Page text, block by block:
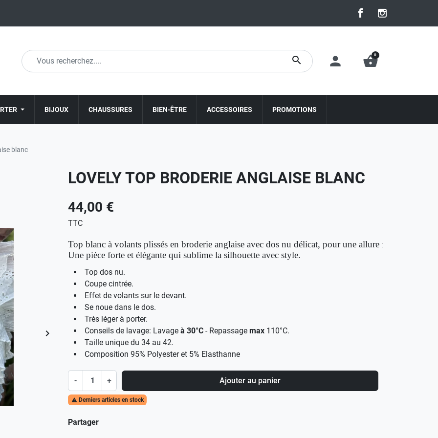
Facebook
Instagram
search person shopping_basket
0
BIJOUX CHAUSSURES BIEN-ÊTRE ACCESSOIRES PROMOTIONS
blanc
Suivant
keyboard_arrow_right
LOVELY TOP BRODERIE ANGLAISE BLANC
44,00 €
TTC
Top blanc à volants plissés en broderie anglaise avec dos nu délicat, pour une allure féminine et
Une pièce forte et élégante qui sublime la silhouette avec style.
Top dos nu.
Coupe cintrée.
Effet de volants sur le devant.
Se noue dans le dos.
Très léger à porter.
Conseils de lavage: Lavage à 30°C - Repassage max 110°C.
Taille unique du 34 au 42.
Composition 95% Polyester et 5% Elasthanne
- + Ajouter au panier
 Derniers articles en stock
Partager